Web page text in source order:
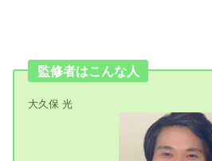
監修者はこんな人
大久保 光